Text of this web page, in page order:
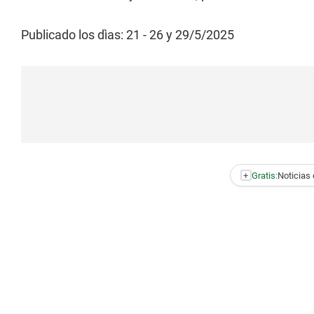
Publicado los dìas: 21 - 26 y 29/5/2025
+ Gratis:Noticias